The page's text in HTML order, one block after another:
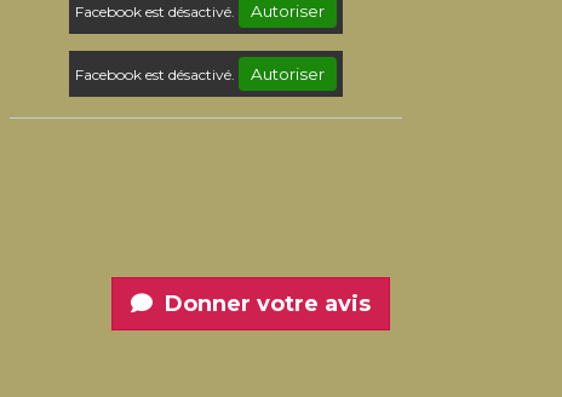
Facebook est désactivé. Autoriser
Facebook est désactivé. Autoriser
Donner votre avis